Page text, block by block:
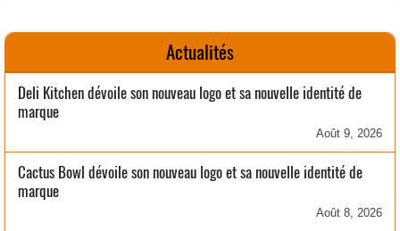
Actualités
Deli Kitchen dévoile son nouveau logo et sa nouvelle identité de
marque
Août 9, 2026
Cactus Bowl dévoile son nouveau logo et sa nouvelle identité de
marque
Août 8, 2026